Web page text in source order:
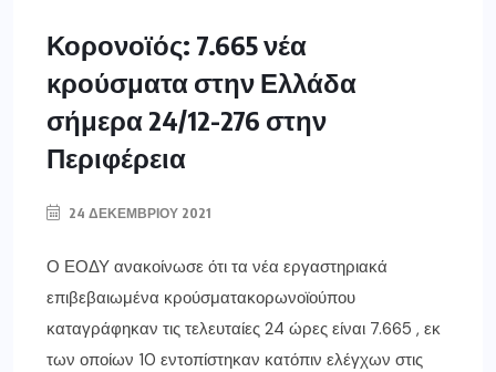
Κορονοϊός: 7.665 νέα
κρούσματα στην Ελλάδα
σήμερα 24/12-276 στην
Περιφέρεια
24 ΔΕΚΕΜΒΡΊΟΥ 2021
Ο ΕΟΔΥ ανακοίνωσε ότι τα νέα εργαστηριακά
επιβεβαιωμένα κρούσματακορωνοϊούπου
καταγράφηκαν τις τελευταίες 24 ώρες είναι 7.665 , εκ
των οποίων 10 εντοπίστηκαν κατόπιν ελέγχων στις